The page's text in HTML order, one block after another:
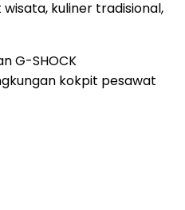
kuliner tradisional,
G-SHOCK
kokpit pesawat